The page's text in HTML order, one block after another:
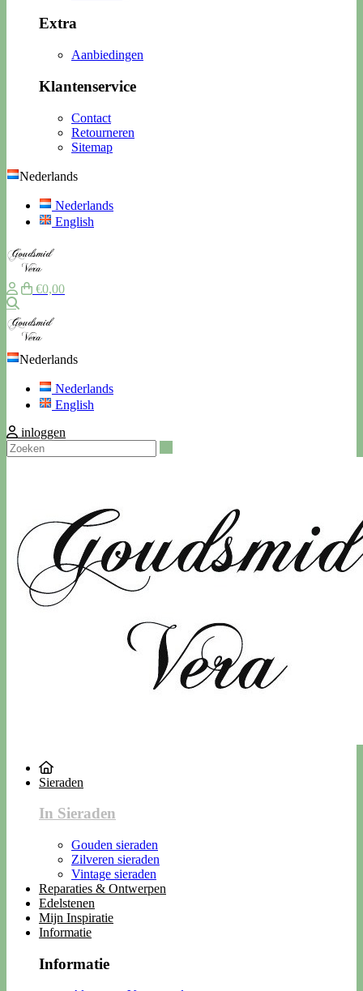
Extra
Aanbiedingen
Klantenservice
Contact
Retourneren
Sitemap
Nederlands
Nederlands
English
€0,00
Nederlands
Nederlands
English
inloggen
Sieraden
In Sieraden
Gouden sieraden
Zilveren sieraden
Vintage sieraden
Reparaties & Ontwerpen
Edelstenen
Mijn Inspiratie
Informatie
Informatie